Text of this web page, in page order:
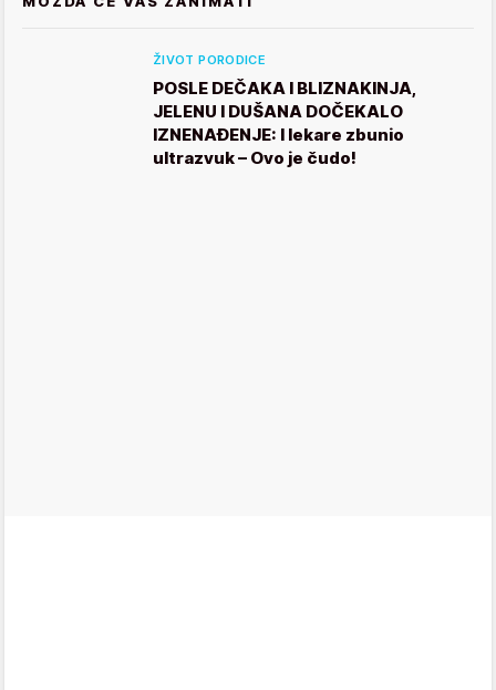
ŽIVOT PORODICE
POSLE DEČAKA I BLIZNAKINJA,
JELENU I DUŠANA DOČEKALO
IZNENAĐENJE: I lekare zbunio
ultrazvuk – Ovo je čudo!